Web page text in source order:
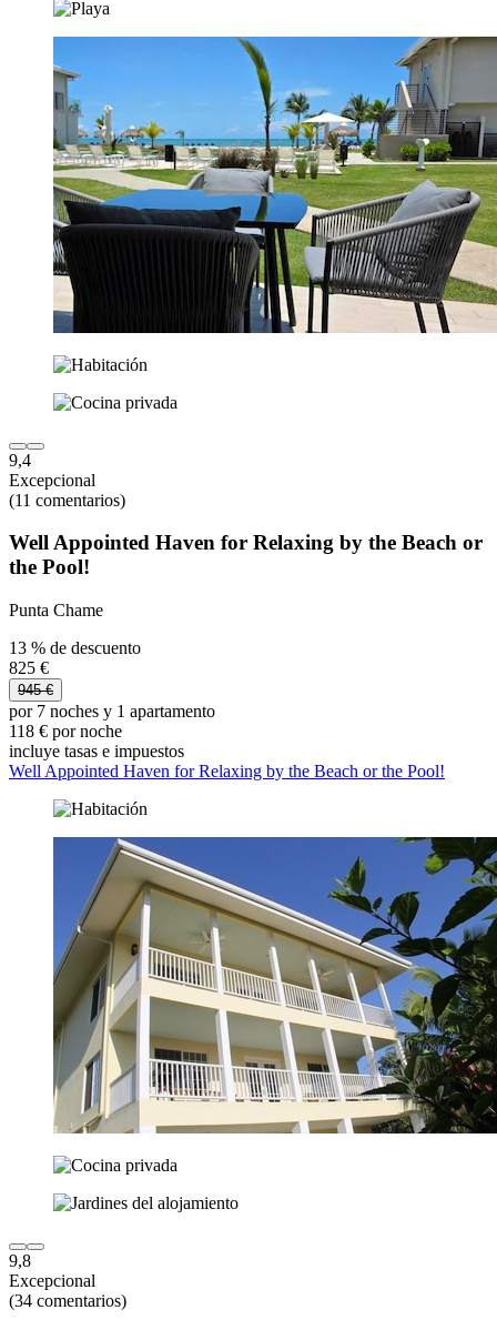
9,4
Excepcional
(11 comentarios)
Well Appointed Haven for Relaxing by the Beach or
the Pool!
Punta Chame
13 % de descuento
825 €
945 €
por 7 noches y 1 apartamento
118 € por noche
incluye tasas e impuestos
Well Appointed Haven for Relaxing by the Beach or the Pool!
9,8
Excepcional
(34 comentarios)